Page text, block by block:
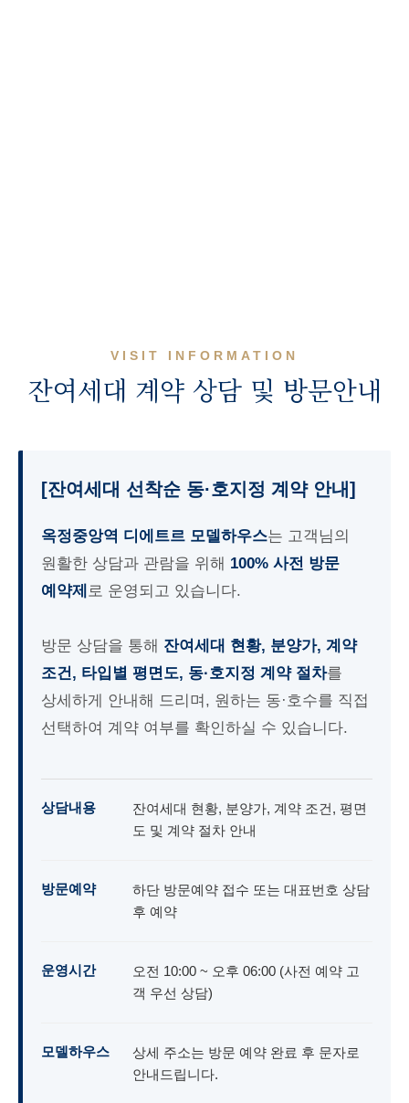
VISIT INFORMATION
잔여세대 계약 상담 및 방문안내
[잔여세대 선착순 동·호지정 계약 안내]
옥정중앙역 디에트르 모델하우스는 고객님의
원활한 상담과 관람을 위해 100% 사전 방문
예약제 로 운영되고 있습니다.
방문 상담을 통해 잔여세대 현황, 분양가, 계약
조건, 타입별 평면도, 동·호지정 계약 절차를
상세하게 안내해 드리며, 원하는 동·호수를 직접
선택하여 계약 여부를 확인하실 수 있습니다.
상담내용
잔여세대 현황, 분양가, 계약 조건, 평면
도 및 계약 절차 안내
방문예약
하단 방문예약 접수 또는 대표번호 상담
후 예약
운영시간
오전 10:00 ~ 오후 06:00 (사전 예약 고
객 우선 상담)
모델하우스
상세 주소는 방문 예약 완료 후 문자로
안내드립니다.